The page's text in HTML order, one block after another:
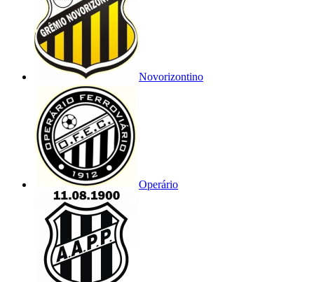
Novorizontino
Operário